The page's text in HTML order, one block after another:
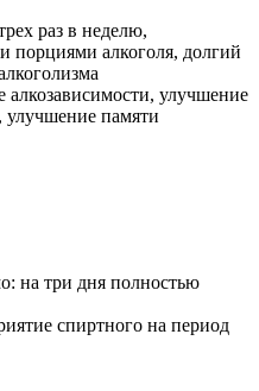
раз в неделю,
порциями алкоголя, долгий
алкозависимости, улучшение
улучшение памяти
на три дня полностью
спиртного на период